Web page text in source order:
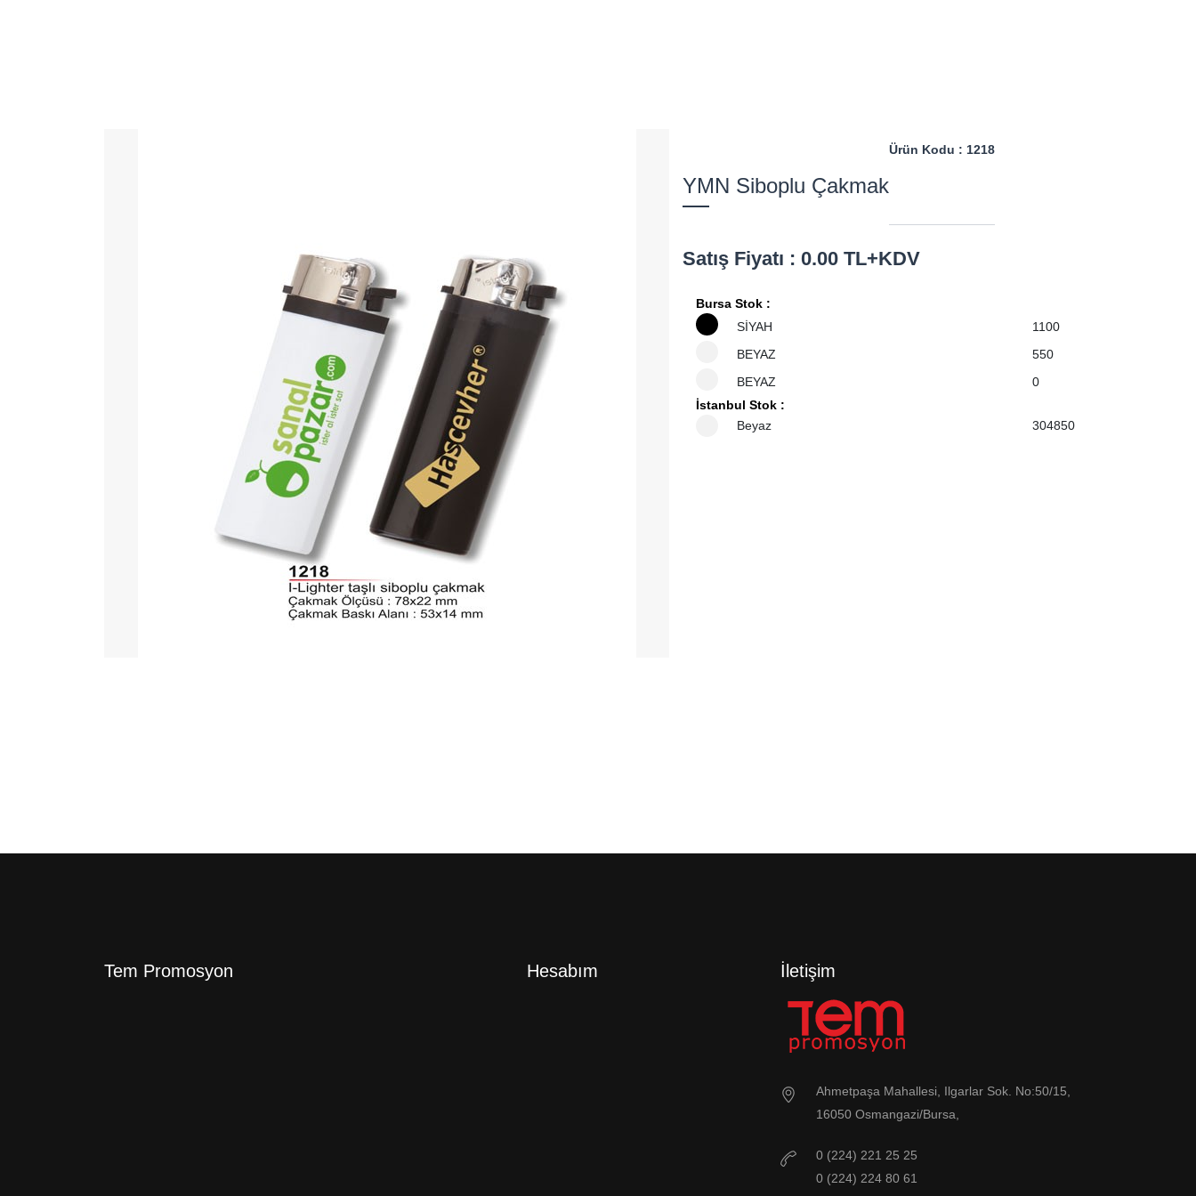
YMN Siboplu Çakmak
Ürün Kodu : 1218
Satış Fiyatı : 0.00 TL+KDV
Bursa Stok :
SİYAH
1100
BEYAZ
550
BEYAZ
0
İstanbul Stok :
Beyaz
304850
Tem Promosyon Hesabım İletişim
Ahmetpaşa Mahallesi, Ilgarlar Sok. No:50/15,
16050 Osmangazi/Bursa,
0 (224) 221 25 25
0 (224) 224 80 61